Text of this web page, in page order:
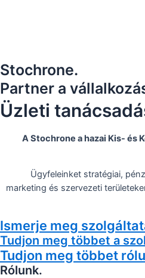
Stochrone.
Partner a
Üzleti
A Stochrone a hazai Kis- és
Ügyfeleinket stratégiai,
marketing és szervezeti
Ismerje meg
Tudjon meg többet a
Tudjon meg többet
Rólunk.